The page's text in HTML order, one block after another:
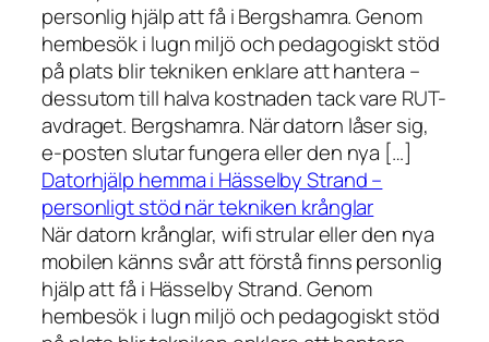
personlig hjälp att få i Bergshamra. Genom
hembesök i lugn miljö och pedagogiskt stöd
på plats blir tekniken enklare att hantera –
dessutom till halva kostnaden tack vare RUT-
avdraget. Bergshamra. När datorn låser sig,
e-posten slutar fungera eller den nya […]
Datorhjälp hemma i Hässelby Strand –
personligt stöd när tekniken krånglar
När datorn krånglar, wifi strular eller den nya
mobilen känns svår att förstå finns personlig
hjälp att få i Hässelby Strand. Genom
hembesök i lugn miljö och pedagogiskt stöd